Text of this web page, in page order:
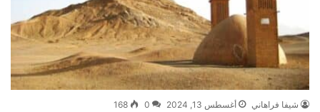
شيفا فراهاني أغسطس 13, 2024 0
168